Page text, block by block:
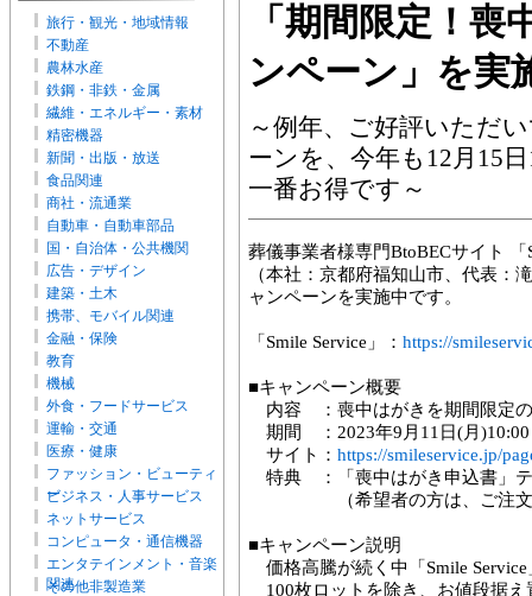
旅行・観光・地域情報
不動産
農林水産
鉄鋼・非鉄・金属
繊維・エネルギー・素材
精密機器
新聞・出版・放送
食品関連
商社・流通業
自動車・自動車部品
国・自治体・公共機関
広告・デザイン
建築・土木
携帯、モバイル関連
金融・保険
教育
機械
外食・フードサービス
運輸・交通
医療・健康
ファッション・ビューティ
ー
ビジネス・人事サービス
ネットサービス
コンピュータ・通信機器
エンタテインメント・音楽
関連
その他非製造業
「期間限定！
ンペーン」を実
～例年、ご好評いただ
ーンを、今年も12月15
一番お得です～
葬儀事業者様専門BtoBECサイト
（本社：京都府福知山市、代表：
ャンペーンを実施中です。
「Smile Service」： https://
■キャンペーン概要
内容 ：喪中はがきを期間限定
期間 ：2023年9月11日(月)10:00
サイト： https://smileservice.jp/
特典 ：「喪中はがき申込書」テ
（希望者の方は、ご注文時
■キャンペーン説明
価格高騰が続く中「Smile
100枚ロットを除き、お値段据え